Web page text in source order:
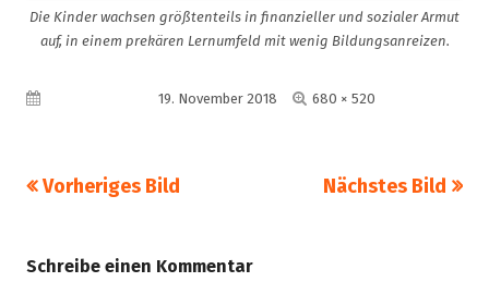
Die Kinder wachsen größtenteils in finanzieller und sozialer Armut
auf, in einem prekären Lernumfeld mit wenig Bildungsanreizen.
Veröffentlicht am19. November 2018 Volle
680 × 520
Vorheriges Bild Nächstes Bild
Schreibe einen Kommentar